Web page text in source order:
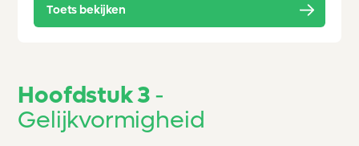
Toets bekijken
Hoofdstuk 3
Gelijkvormigheid